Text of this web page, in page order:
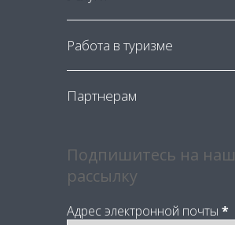
Работа в туризме
Партнерам
Подпишитесь на
рассылку
Адрес электронной почты *